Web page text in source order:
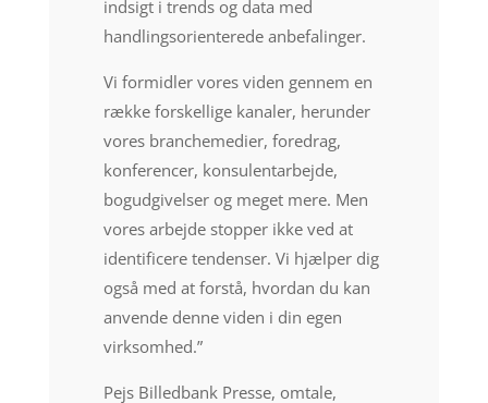
indsigt i trends og data med
handlingsorienterede anbefalinger.
Vi formidler vores viden gennem en
række forskellige kanaler, herunder
vores branchemedier, foredrag,
konferencer, konsulentarbejde,
bogudgivelser og meget mere. Men
vores arbejde stopper ikke ved at
identificere tendenser. Vi hjælper dig
også med at forstå, hvordan du kan
anvende denne viden i din egen
virksomhed.”
Pejs Billedbank Presse, omtale,